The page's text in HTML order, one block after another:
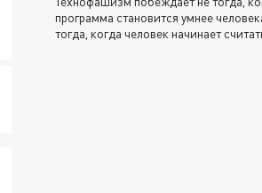
программа становится умнее
тогда, когда человек начинает